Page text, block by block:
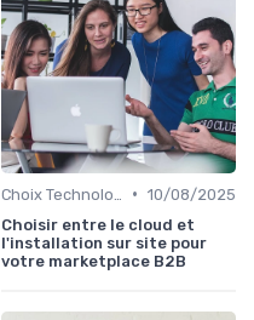
• 10/08/2025
Choisir entre le cloud et
l'installation sur site pour
votre marketplace B2B